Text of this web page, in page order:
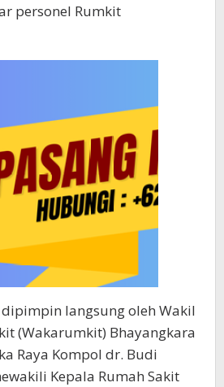
personel Rumkit
langsung oleh Wakil
(Wakarumkit) Bhayangkara
Raya Kompol dr. Budi
Kepala Rumah Sakit